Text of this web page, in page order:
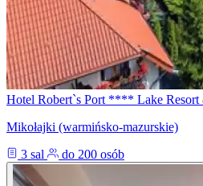
Hotel Robert`s Port **** Lake Resort
Mikołajki (warmińsko-mazurskie)
3 sal
do 200 osób